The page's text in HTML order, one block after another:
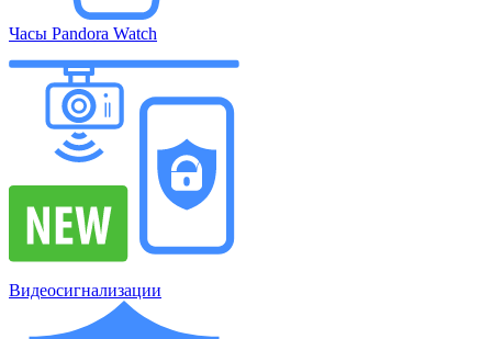
Часы Pandora Watch
Видеосигнализации